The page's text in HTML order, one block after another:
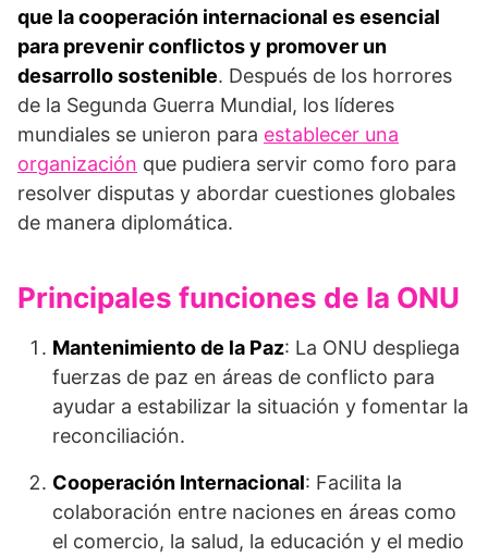
que la cooperación internacional es esencial
para prevenir conflictos y promover un
desarrollo sostenible. Después de los horrores
de la Segunda Guerra Mundial, los líderes
mundiales se unieron para establecer una
organización que pudiera servir como foro para
resolver disputas y abordar cuestiones globales
de manera diplomática.
Principales funciones de la ONU
Mantenimiento de la Paz: La ONU despliega
fuerzas de paz en áreas de conflicto para
ayudar a estabilizar la situación y fomentar la
reconciliación.
Cooperación Internacional: Facilita la
colaboración entre naciones en áreas como
el comercio, la salud, la educación y el medio